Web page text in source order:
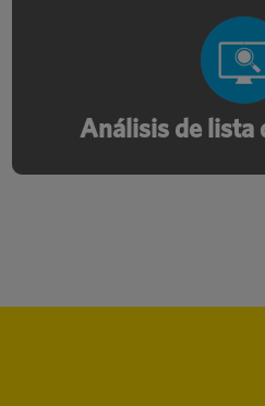
Análisis de lista
Streamline your bill
reduce production
strengthen your